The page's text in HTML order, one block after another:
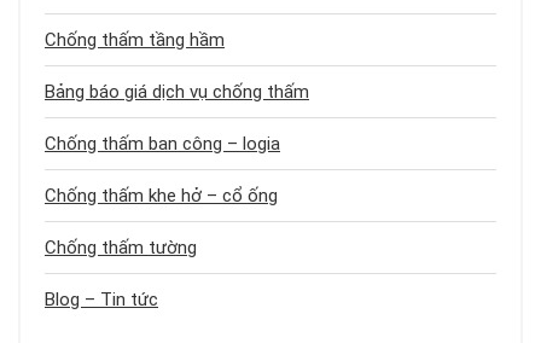
Chống thấm tầng hầm
Bảng báo giá dịch vụ chống thấm
Chống thấm ban công – logia
Chống thấm khe hở – cổ ống
Chống thấm tường
Blog – Tin tức